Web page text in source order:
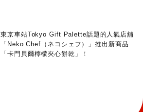
東京車站Tokyo Gift Palette話題的人氣店舖
「Neko Chef（ネコシェフ）」推出新商品
「卡門貝爾檸檬夾心餅乾」！